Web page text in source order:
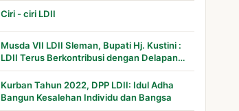
Ciri - ciri LDII
Musda VII LDII Sleman, Bupati Hj. Kustini :
LDII Terus Berkontribusi dengan Delapan
Bidang
Kurban Tahun 2022, DPP LDII: Idul Adha
Bangun Kesalehan Individu dan Bangsa